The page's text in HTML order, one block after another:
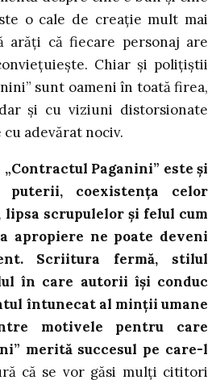
o cale de creație mult mai
arăți că fiecare personaj are
Chiar și polițiștii
sunt oameni în toată firea,
și cu viziuni distorsionate
cu adevărat nociv.
Paganini” este și
puterii, coexistența celor
lipsa scrupulelor și felul cum
apropiere ne poate deveni
Scriitura fermă, stilul
în care autorii își conduc
întunecat al minții umane
motivele pentru care
merită succesul pe care-l
că se vor găsi mulți cititori